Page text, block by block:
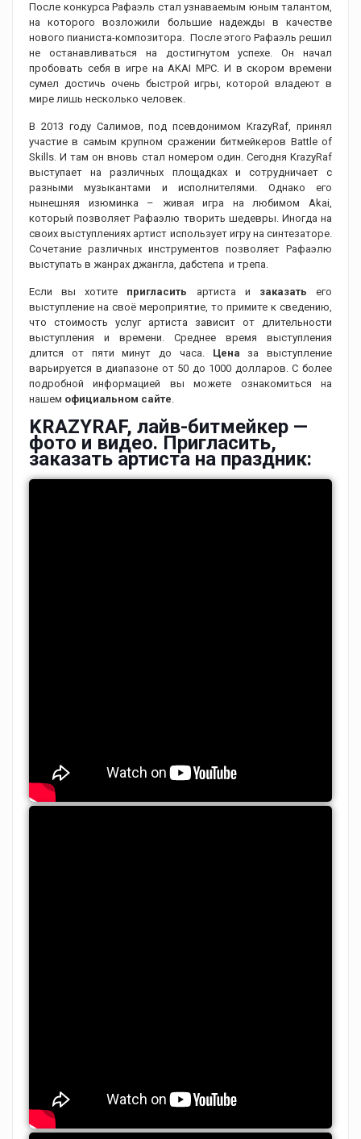
После конкурса Рафаэль стал узнаваемым юным талантом,
на которого возложили большие надежды в качестве
нового пианиста-композитора. После этого Рафаэль решил
не останавливаться на достигнутом успехе. Он начал
пробовать себя в игре на AKAI MPC. И в скором времени
сумел достичь очень быстрой игры, которой владеют в
мире лишь несколько человек.
В 2013 году Салимов, под псевдонимом KrazyRaf, принял
участие в самым крупном сражении битмейкеров Battle of
Skills. И там он вновь стал номером один. Сегодня KrazyRaf
выступает на различных площадках и сотрудничает с
разными музыкантами и исполнителями. Однако его
нынешняя изюминка – живая игра на любимом Akai,
который позволяет Рафаэлю творить шедевры. Иногда на
своих выступлениях артист использует игру на синтезаторе.
Сочетание различных инструментов позволяет Рафаэлю
выступать в жанрах джангла, дабстепа и трепа.
Если вы хотите пригласить артиста и заказать его
выступление на своё мероприятие, то примите к сведению,
что стоимость услуг артиста зависит от длительности
выступления и времени. Среднее время выступления
длится от пяти минут до часа. Цена за выступление
варьируется в диапазоне от 50 до 1000 долларов. С более
подробной информацией вы можете ознакомиться на
нашем официальном сайте.
KRAZYRAF, лайв-битмейкер —
фото и видео. Пригласить,
заказать артиста на праздник: